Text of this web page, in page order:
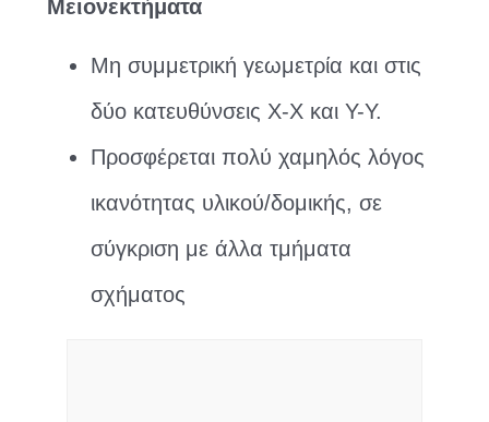
Μειονεκτήματα
Μη συμμετρική γεωμετρία και στις
δύο κατευθύνσεις X-X και Y-Y.
Προσφέρεται πολύ χαμηλός λόγος
ικανότητας υλικού/δομικής, σε
σύγκριση με άλλα τμήματα
σχήματος